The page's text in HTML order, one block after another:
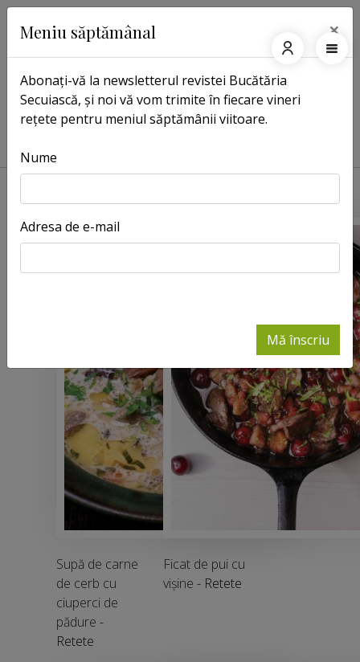
Pagina principală Előd Szőcs
Előd Szőcs
Supă de carne
de cerb cu
ciuperci de
pădure -
Retete
Ficat de pui cu
vișine - Retete
Meniu săptămânal ×
Abonați-vă la newsletterul revistei Bucătăria
Secuiască, și noi vă vom trimite în fiecare vineri
rețete pentru meniul săptămânii viitoare.
Nume
Adresa de e-mail
Mă înscriu